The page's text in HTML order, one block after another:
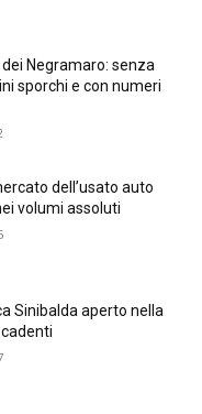
Negramaro: senza
sporchi e con numeri
dell’usato auto
volumi assoluti
Sinibalda aperto nella